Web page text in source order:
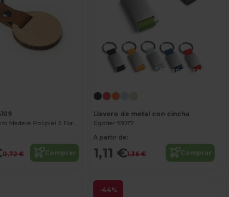
0,72 € Comprar
¡Personalízalo!
Llavero de metal con cincha
Egotier 93077
A partir de:
1,11 €1,36 € Comprar
-44%